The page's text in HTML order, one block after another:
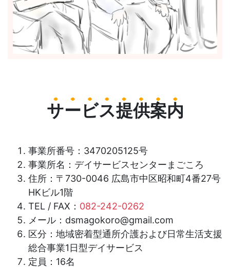
サービス提供案内
事業所番号：3470205125号
事業所名：デイサービスセンターまごころ
住所：〒730-0046 広島市中区昭和町4番27号
HKビル1階
TEL / FAX： 082-242-0262
メール：dsmagokoro@gmail.com
区分：地域密着型通所介護および日常生活支援
総合事業1日型デイサービス
定員：16名